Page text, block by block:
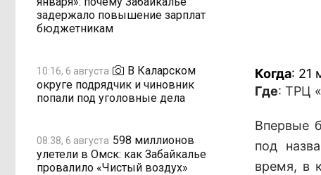
задержало повышение зарплат
бюджетникам
10:16, 6 августа
В Каларском
округе подрядчик и чиновник
попали под уголовные дела
08:38, 6 августа 598 миллионов
улетели в Омск: как Забайкалье
провалило «Чистый воздух»
Когда: 21
Где: ТРЦ
Впервые
под
время, в